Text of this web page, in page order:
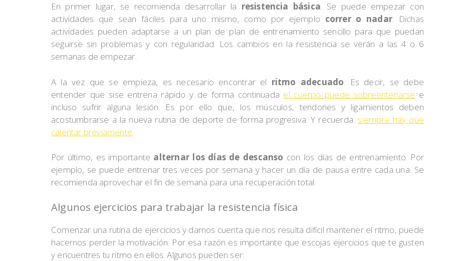
En primer lugar, se recomienda desarrollar la resistencia básica. Se puede empezar con
actividades que sean fáciles para uno mismo, como por ejemplo correr o nadar. Dichas
actividades pueden adaptarse a un plan de plan de entrenamiento sencillo para que puedan
seguirse sin problemas y con regularidad. Los cambios en la resistencia se verán a las 4 o 6
semanas de empezar.
A la vez que se empieza, es necesario encontrar el ritmo adecuado. Es decir, se debe
entender que sise entrena rápido y de forma continuada el cuerpo puede sobreentenarse e
incluso sufrir alguna lesión. Es por ello que, los músculos, tendones y ligamientos deben
acostumbrarse a la nueva rutina de deporte de forma progresiva. Y recuerda: siempre hay que
calentar previamente.
Por último, es importante alternar los días de descanso con los días de entrenamiento. Por
ejemplo, se puede entrenar tres veces por semana y hacer un día de pausa entre cada una. Se
recomienda aprovechar el fin de semana para una recuperación total.
Algunos ejercicios para trabajar la resistencia física
Comenzar una rutina de ejercicios y darnos cuenta que nos resulta difícil mantener el ritmo, puede
hacernos perder la motivación. Por esa razón es importante que escojas ejercicios que te gusten
y encuentres tu ritmo en ellos. Algunos pueden ser: